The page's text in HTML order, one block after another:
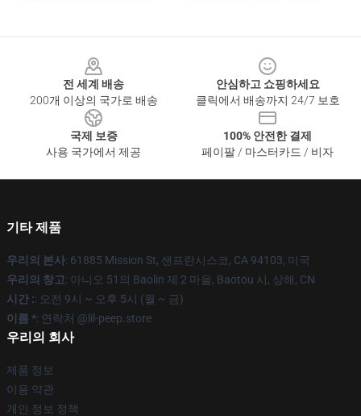
전 세계 배송
200개 이상의 국가로 배송
안심하고 쇼핑하세요
클릭에서 배송까지 24/7 보호
국제 보증
사용 국가에서 제공
100% 안전한 결제
페이팔 / 마스터카드 / 비자
기타 제품
우리의 본사: 61885 Mission St, 샌프란시스코, CA 94103, 미국
우리의 창고: 아니오 51의 Baolin 제 2 마을, Baotou 시, 상해, CN
시간 :: 오전 9시 ~ 오후 5시 (월 ~ 금)
이름 *: 연락처 @lil-peep.store
우리의 회사
제품 정보
이용 약관
개인 정보 정책